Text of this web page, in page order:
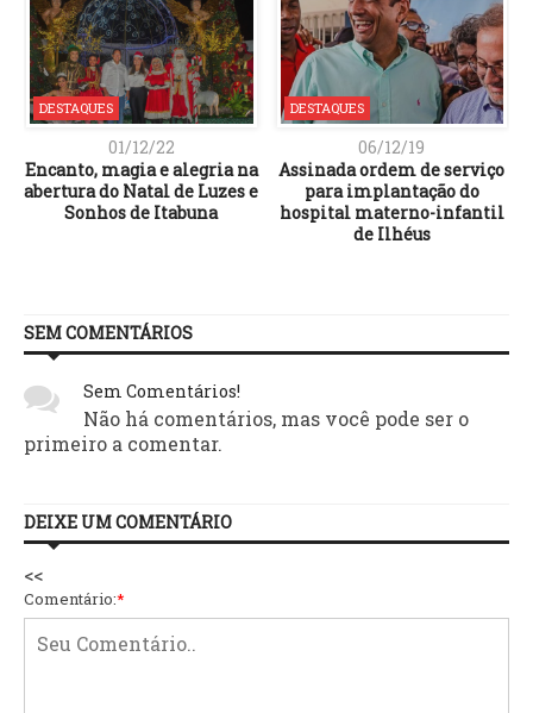
DESTAQUES
01/12/22
Encanto, magia e alegria na
abertura do Natal de Luzes e
Sonhos de Itabuna
DESTAQUES
06/12/19
Assinada ordem de serviço
para implantação do
hospital materno-infantil
de Ilhéus
SEM COMENTÁRIOS
Sem Comentários!
Não há comentários, mas você pode ser o
primeiro a comentar.
DEIXE UM COMENTÁRIO
<<
Comentário:*